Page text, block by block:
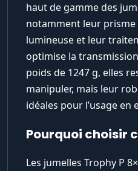
haut de gamme des
notamment leur prisme
lumineuse et leur
optimise la
poids de 1247 g, elles
manipuler, mais leur
idéales pour l’usage en
Pourquoi choisir
Les jumelles Trophy P